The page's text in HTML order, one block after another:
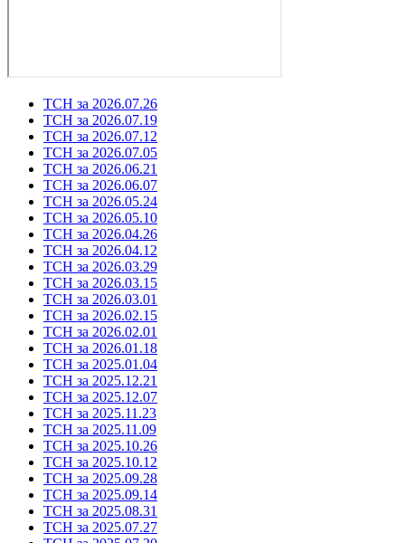
ТСН за 2026.07.26
ТСН за 2026.07.19
ТСН за 2026.07.12
ТСН за 2026.07.05
ТСН за 2026.06.21
ТСН за 2026.06.07
ТСН за 2026.05.24
ТСН за 2026.05.10
ТСН за 2026.04.26
ТСН за 2026.04.12
ТСН за 2026.03.29
ТСН за 2026.03.15
ТСН за 2026.03.01
ТСН за 2026.02.15
ТСН за 2026.02.01
ТСН за 2026.01.18
ТСН за 2025.01.04
ТСН за 2025.12.21
ТСН за 2025.12.07
ТСН за 2025.11.23
ТСН за 2025.11.09
ТСН за 2025.10.26
ТСН за 2025.10.12
ТСН за 2025.09.28
ТСН за 2025.09.14
ТСН за 2025.08.31
ТСН за 2025.07.27